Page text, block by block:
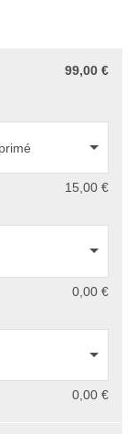
99,00 €
15,00 €
0,00 €
0,00 €